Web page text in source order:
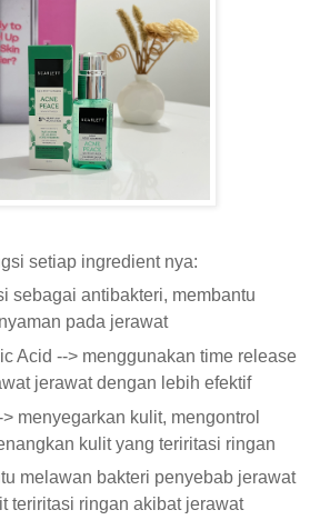
setiap ingredient nya:
sebagai antibakteri, membantu
pada jerawat
Acid --> menggunakan time release
jerawat dengan lebih efektif
menyegarkan kulit, mengontrol
kulit yang teriritasi ringan
melawan bakteri penyebab jerawat
teriritasi ringan akibat jerawat